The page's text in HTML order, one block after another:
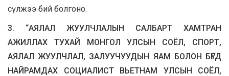
сүлжээ бий болгоно.
3. “АЯЛАЛ ЖУУЛЧЛАЛЫН САЛБАРТ ХАМТРАН
АЖИЛЛАХ ТУХАЙ МОНГОЛ УЛСЫН СОЁЛ, СПОРТ,
АЯЛАЛ ЖУУЛЧЛАЛ, ЗАЛУУЧУУДЫН ЯАМ БОЛОН БҮГД
НАЙРАМДАХ СОЦИАЛИСТ ВЬЕТНАМ УЛСЫН СОЁЛ,